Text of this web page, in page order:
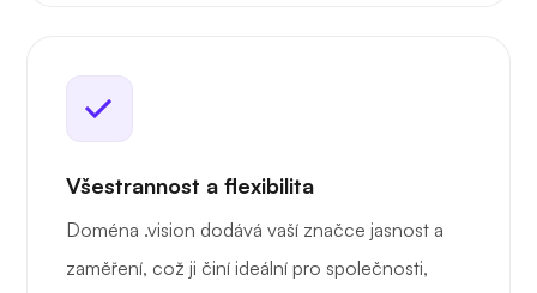
Všestrannost a flexibilita
Doména .vision dodává vaší značce jasnost a
zaměření, což ji činí ideální pro společnosti,